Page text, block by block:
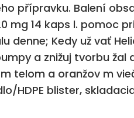
přípravku. Balení
mg 14 kaps l. pomoc
denne; Kedy už vať
a znižuj tvorbu žal
telom a oranžov m
HDPE blister,